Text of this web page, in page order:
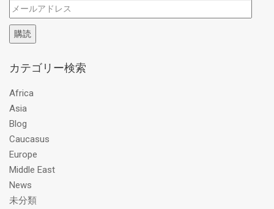
メ
ー
ル
ド
ス
購読
カテゴリー検索
Africa
Asia
Blog
Caucasus
Europe
Middle East
News
未分類